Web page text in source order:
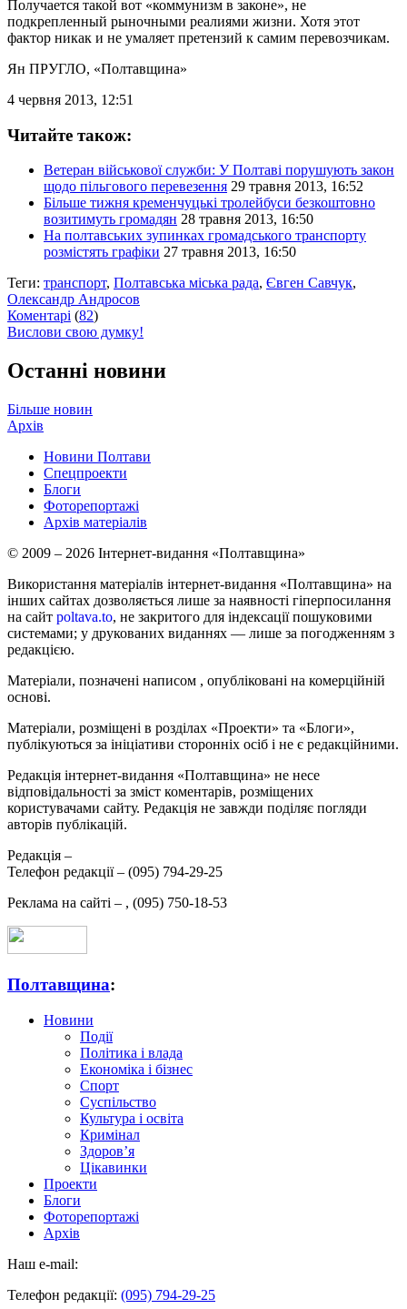
Получается такой вот «коммунизм в законе», не
подкрепленный рыночными реалиями жизни. Хотя этот
фактор никак и не умаляет претензий к самим перевозчикам.
Ян ПРУГЛО, «Полтавщина»
4 червня 2013, 12:51
Читайте також:
Ветеран військової служби: У Полтаві порушують закон
щодо пільгового перевезення 29 травня 2013, 16:52
Більше тижня кременчуцькі тролейбуси безкоштовно
возитимуть громадян 28 травня 2013, 16:50
На полтавських зупинках громадського транспорту
розмістять графіки 27 травня 2013, 16:50
Теги: транспорт, Полтавська міська рада, Євген Савчук,
Олександр Андросов
Коментарі (82)
Вислови свою думку!
Останні новини
Більше новин
Архів
Новини Полтави
Спецпроекти
Блоги
Фоторепортажі
Архів матеріалів
© 2009 – 2026 Інтернет-видання «Полтавщина»
Використання матеріалів інтернет-видання «Полтавщина» на
інших сайтах дозволяється лише за наявності гіперпосилання
на сайт poltava.to, не закритого для індексації пошуковими
системами; у друкованих виданнях — лише за погодженням з
редакцією.
Матеріали, позначені написом , опубліковані на комерційній
основі.
Матеріали, розміщені в розділах «Проекти» та «Блоги»,
публікуються за ініціативи сторонніх осіб і не є редакційними.
Редакція інтернет-видання «Полтавщина» не несе
відповідальності за зміст коментарів, розміщених
користувачами сайту. Редакція не завжди поділяє погляди
авторів публікацій.
Редакція –
Телефон редакції – (095) 794-29-25
Реклама на сайті – , (095) 750-18-53
Полтавщина:
Новини
Події
Політика і влада
Економіка і бізнес
Спорт
Суспільство
Культура і освіта
Кримінал
Здоров’я
Цікавинки
Проекти
Блоги
Фоторепортажі
Архів
Наш e-mail:
Телефон редакції: (095) 794-29-25